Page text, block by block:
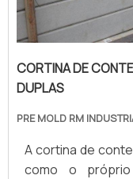
CORTINA DE
DUPLAS
PRE MOLD RM
A cortina de
como o